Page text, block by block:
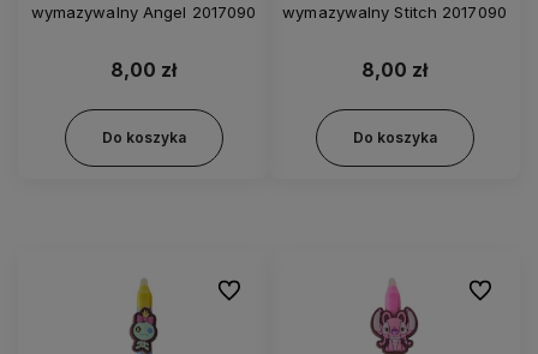
wymazywalny Angel 2017090
8,00 zł
Do koszyka
wymazywalny Stitch 2017090
8,00 zł
Do koszyka
Do ulubionych Do